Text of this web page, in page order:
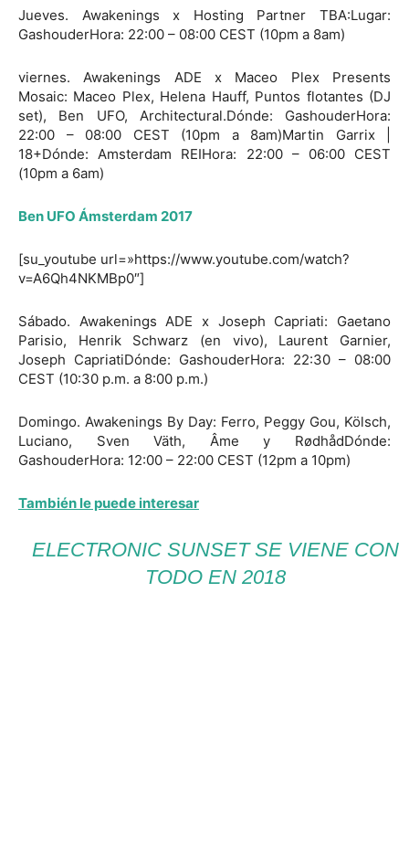
Jueves. Awakenings x Hosting Partner TBA:Lugar:
GashouderHora: 22:00 – 08:00 CEST (10pm a 8am)
viernes. Awakenings ADE x Maceo Plex Presents
Mosaic: Maceo Plex, Helena Hauff, Puntos flotantes (DJ
set), Ben UFO, Architectural.Dónde: GashouderHora:
22:00 – 08:00 CEST (10pm a 8am)Martin Garrix |
18+Dónde: Amsterdam REIHora: 22:00 – 06:00 CEST
(10pm a 6am)
Ben UFO Ámsterdam 2017
[su_youtube url=»https://www.youtube.com/watch?
v=A6Qh4NKMBp0″]
Sábado. Awakenings ADE x Joseph Capriati: Gaetano
Parisio, Henrik Schwarz (en vivo), Laurent Garnier,
Joseph CapriatiDónde: GashouderHora: 22:30 – 08:00
CEST (10:30 p.m. a 8:00 p.m.)
Domingo. Awakenings By Day: Ferro, Peggy Gou, Kölsch,
Luciano, Sven Väth, Âme y RødhådDónde:
GashouderHora: 12:00 – 22:00 CEST (12pm a 10pm)
También le puede interesar
ELECTRONIC SUNSET SE VIENE CON
TODO EN 2018